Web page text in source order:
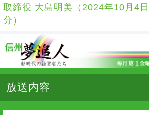
取締役 大島明美（2024年10月4
分）
放送内容